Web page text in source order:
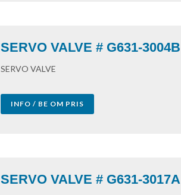
SERVO VALVE # G631-3004B
SERVO VALVE
INFO / BE OM PRIS
SERVO VALVE # G631-3017A